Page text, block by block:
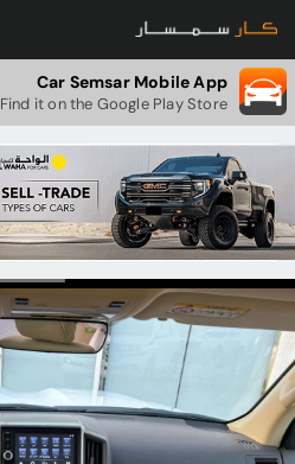
Car Semsar Mobile App
Find it on the Google Play Store.